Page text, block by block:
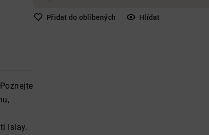
Islay.
Přidat do oblíbených Hlídat